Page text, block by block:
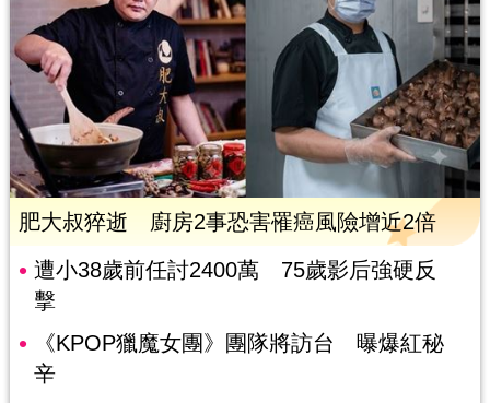
肥大叔猝逝 廚房2事恐害罹癌風險增近2倍
遭小38歲前任討2400萬 75歲影后強硬反
擊
《KPOP獵魔女團》團隊將訪台 曝爆紅秘
辛